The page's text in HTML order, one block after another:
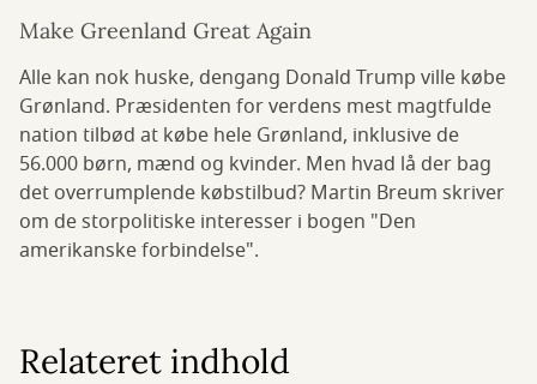
Make Greenland Great Again
Alle kan nok huske, dengang Donald Trump ville købe
Grønland. Præsidenten for verdens mest magtfulde
nation tilbød at købe hele Grønland, inklusive de
56.000 børn, mænd og kvinder. Men hvad lå der bag
det overrumplende købstilbud? Martin Breum skriver
om de storpolitiske interesser i bogen "Den
amerikanske forbindelse".
Relateret indhold